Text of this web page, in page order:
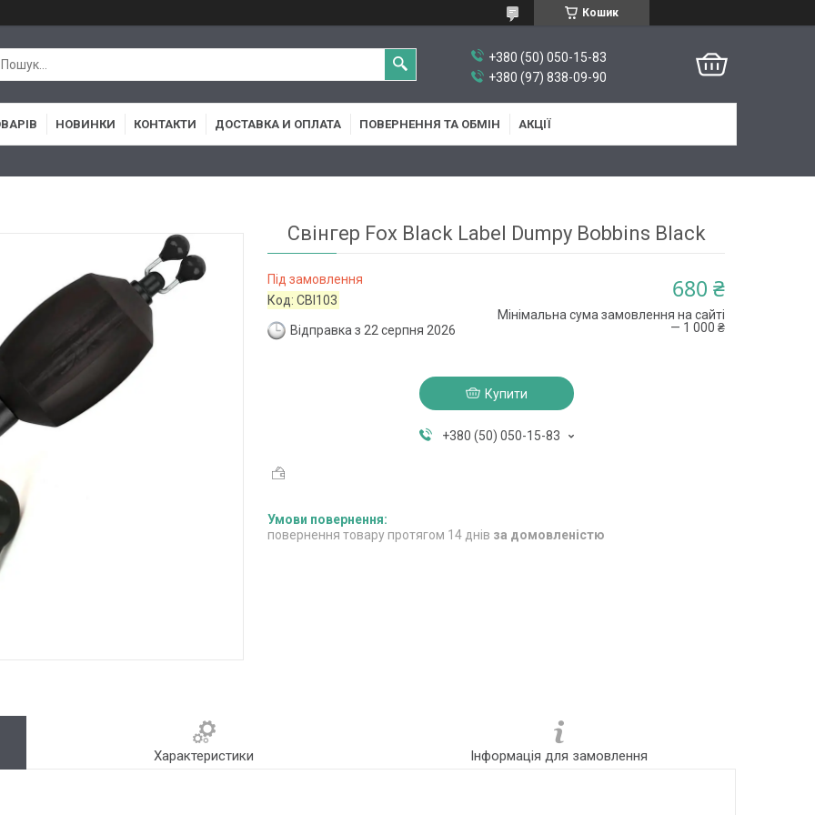
Кошик
+380 (50) 050-15-83
+380 (97) 838-09-90
НОВИНКИ КОНТАКТИ ДОСТАВКА И ОПЛАТА ПОВЕРНЕННЯ ТА ОБМІН АКЦІЇ
Свінгер Fox Black Label Dumpy Bobbins Black
Під замовлення
Код:CBI103
Відправка з 22 серпня 2026
680 ₴
Мінімальна сума замовлення на сайті
— 1 000 ₴
Купити
+380 (50) 050-15-83
повернення товару протягом 14 днів за домовленістю
Характеристики Інформація для замовлення